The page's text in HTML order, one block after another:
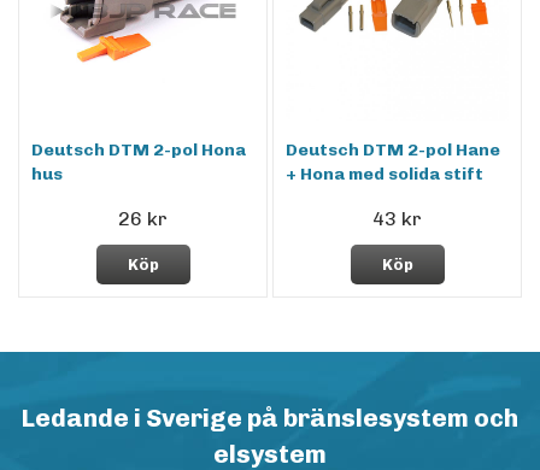
Deutsch DTM 2-pol Hona
hus
26 kr
Köp
Deutsch DTM 2-pol Hane
+ Hona med solida stift
43 kr
Köp
Ledande i Sverige på bränslesystem och
elsystem